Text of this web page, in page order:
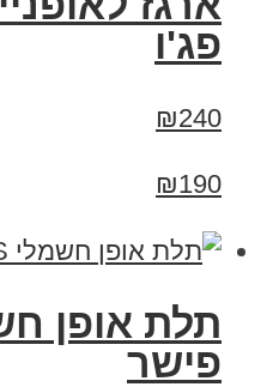
פג'ו
₪240
₪190
פישר